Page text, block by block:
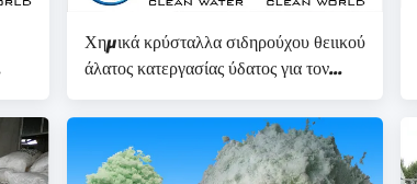
Χημικά κρύσταλλα σιδηρούχου θειικού
άλατος κατεργασίας ύδατος για τον
καθαρισμό νερού